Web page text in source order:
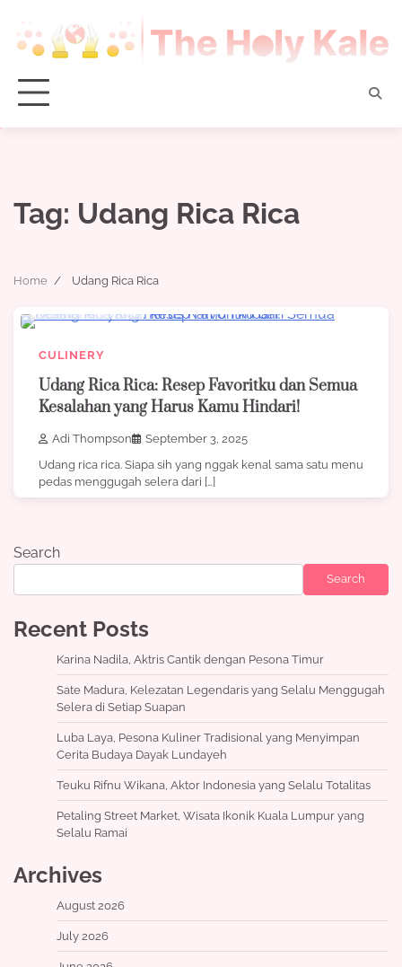
content
Tag: Udang Rica Rica
Home Udang Rica Rica
CULINERY
Udang Rica Rica: Resep Favoritku dan Semua
Kesalahan yang Harus Kamu Hindari!
Adi Thompson
September 3, 2025
Udang rica rica. Siapa sih yang nggak kenal sama satu menu
pedas menggugah selera dari […]
Search
Search
Recent Posts
Karina Nadila, Aktris Cantik dengan Pesona Timur
Sate Madura, Kelezatan Legendaris yang Selalu Menggugah
Selera di Setiap Suapan
Luba Laya, Pesona Kuliner Tradisional yang Menyimpan
Cerita Budaya Dayak Lundayeh
Teuku Rifnu Wikana, Aktor Indonesia yang Selalu Totalitas
Petaling Street Market, Wisata Ikonik Kuala Lumpur yang
Selalu Ramai
Archives
August 2026
July 2026